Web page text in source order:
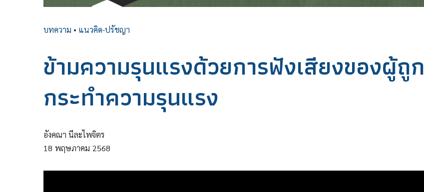
บทความ • แนวคิด-ปรัชญา
ข้ามความรุนแรงด้วยการฟังเสียงของผู้ถูก
กระทำความรุนแรง
อังคณา นีละไพจิตร
18 พฤษภาคม 2568